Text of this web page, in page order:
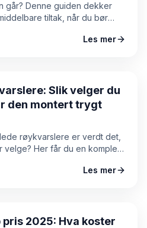
går? Denne guiden dekker
tiltak, når du bør
anlegget.
Les mer
Slik velger du
den montert trygt
røykvarslere er verdt det,
Her får du en komplett
for 2026.
Les mer
2025: Hva koster